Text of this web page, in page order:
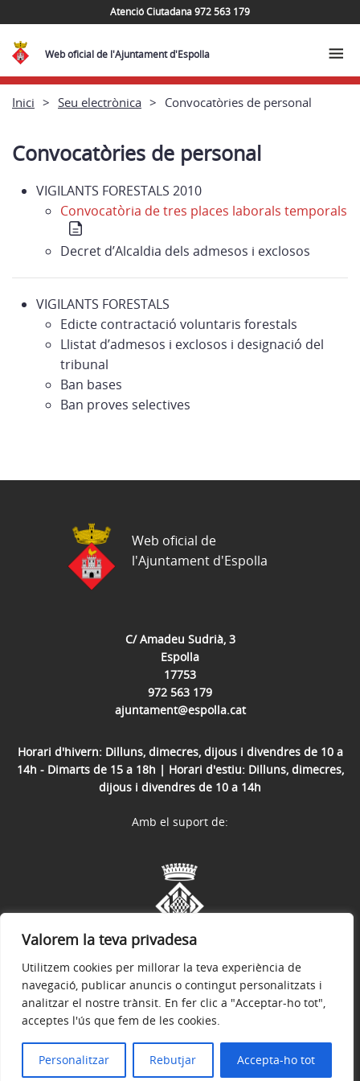
Valorem la teva privadesa
Utilitzem cookies per millorar la teva experiència de
navegació, publicar anuncis o contingut personalitzats i
analitzar el nostre trànsit. En fer clic a "Acceptar-ho tot",
acceptes l'ús que fem de les cookies.
Personalitzar Rebutjar Accepta-ho tot
Atenció Ciutadana 972 563 179
Web oficial de l'Ajuntament d'Espolla
Inici Seu electrònica Convocatòries de personal
Convocatòries de personal
VIGILANTS FORESTALS 2010
Convocatòria de tres places laborals temporals
Decret d’Alcaldia dels admesos i exclosos
VIGILANTS FORESTALS
Edicte contractació voluntaris forestals
Llistat d’admesos i exclosos i designació del
tribunal
Ban bases
Ban proves selectives
C/ Amadeu Sudrià, 3
Espolla
17753
972 563 179
ajuntament@espolla.cat
Horari d'hivern: Dilluns, dimecres, dijous i divendres de 10 a
14h - Dimarts de 15 a 18h | Horari d'estiu: Dilluns, dimecres,
dijous i divendres de 10 a 14h
Web oficial de
l'Ajuntament d'Espolla
Avís legal Política de privacitat
© 2026
Amb el suport de: